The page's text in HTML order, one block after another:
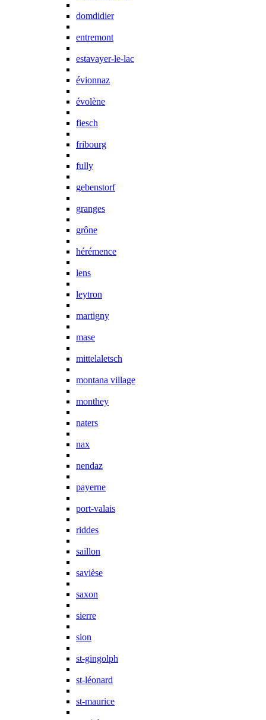
domdidier
entremont
estavayer-le-lac
évionnaz
évolène
fiesch
fribourg
fully
gebenstorf
granges
grône
hérémence
lens
leytron
martigny
mase
mittelaletsch
montana village
monthey
naters
nax
nendaz
payerne
port-valais
riddes
saillon
savièse
saxon
sierre
sion
st-gingolph
st-léonard
st-maurice